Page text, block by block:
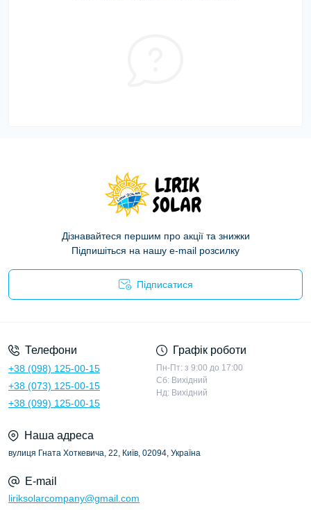
Дізнавайтеся першим про акції та знижки
Підпишіться на нашу e-mail розсилку
Підписатися
Телефони
+38 (098) 125-00-15
+38 (073) 125-00-15
+38 (099) 125-00-15
Графік роботи
Пн-Пт: з 9:00 до 17:00
Сб: Вихідний
Нд: Вихідний
Наша адреса
вулиця Гната Хоткевича, 22, Київ, 02094, Україна
E-mail
liriksolarcompany@gmail.com